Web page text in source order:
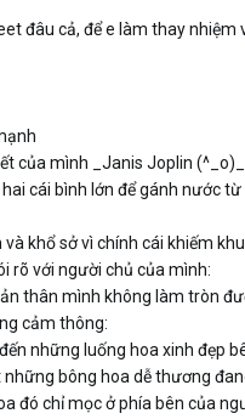
đâu cả, để e làm thay nhiệm
của mình _Janis Joplin
cái bình lớn để gánh nước
khổ sở vì chính cái khiếm
rõ với người chủ của mình:
thân mình không làm tròn
cảm thông:
những luống hoa xinh đẹp
bông hoa dễ thương
đó chỉ mọc ở phía bên của